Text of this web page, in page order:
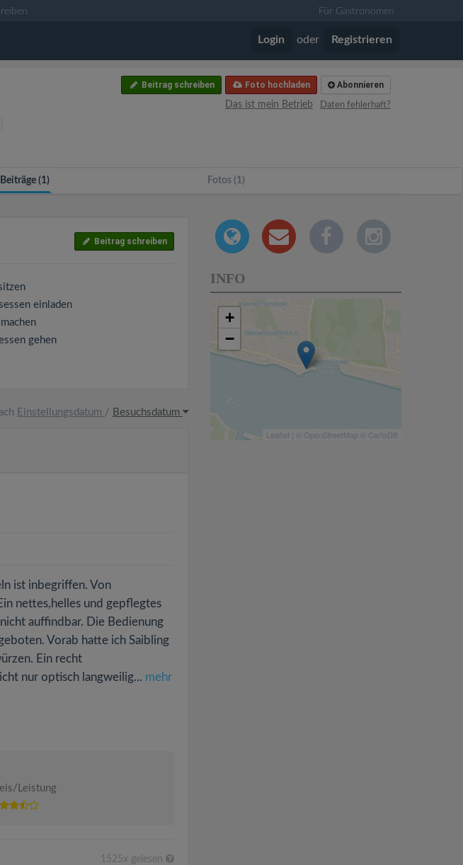
Für Gastronomen
Login oder Registrieren
Abonnieren
Foto hochladen
Beitrag schreiben
Daten fehlerhaft?
Das ist mein Betrieb
(1) Fotos (1)
Beitrag schreiben
einladen
gehen
Einstellungsdatum / Besuchsdatum
ist inbegriffen. Von
nettes,helles und gepflegtes
auffindbar. Die Bedienung
Vorab hatte ich Saibling
Ein recht
nur optisch langweilig... mehr
Leistung
1525x gelesen
INFO
+
−
Leaflet OpenStreetMap CartoDB